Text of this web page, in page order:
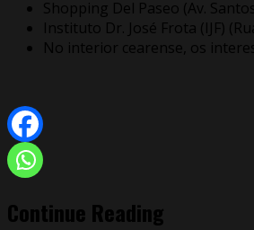
Shopping Del Paseo (Av.
Instituto Dr. José Frota (IJF)
No interior cearense, os
Continue Reading